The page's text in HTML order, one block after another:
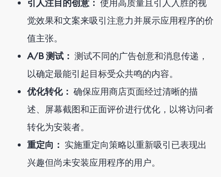
引人注目的创意： 使用高质量且引人入胜的视
觉效果和文案来吸引注意力并展示应用程序的价
值主张。
A/B 测试： 测试不同的广告创意和消息传递，
以确定最能引起目标受众共鸣的内容。
优化转化： 确保应用商店页面经过清晰的描
述、屏幕截图和正面评价进行优化，以将访问者
转化为安装者。
重定向： 实施重定向策略以重新吸引已表现出
兴趣但尚未安装应用程序的用户。